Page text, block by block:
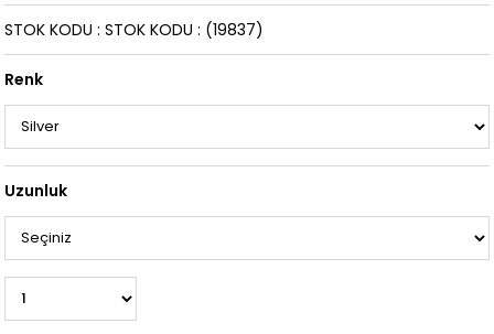
(19837)
STOK KODU STOK KODU
Renk
Uzunluk